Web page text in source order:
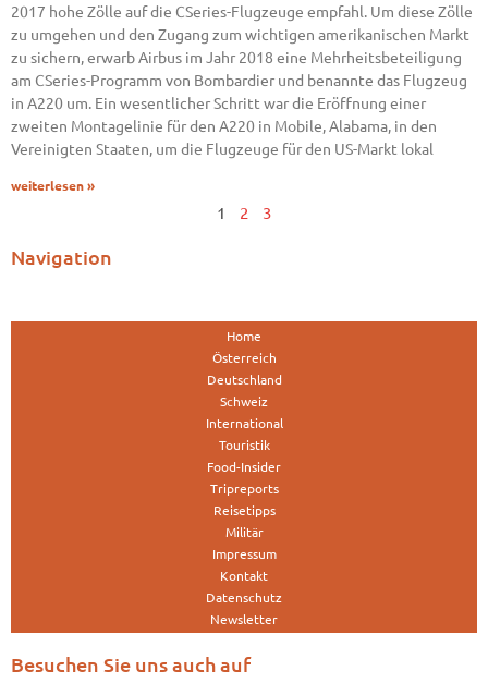
2017 hohe Zölle auf die CSeries-Flugzeuge empfahl. Um diese Zölle
zu umgehen und den Zugang zum wichtigen amerikanischen Markt
zu sichern, erwarb Airbus im Jahr 2018 eine Mehrheitsbeteiligung
am CSeries-Programm von Bombardier und benannte das Flugzeug
in A220 um. Ein wesentlicher Schritt war die Eröffnung einer
zweiten Montagelinie für den A220 in Mobile, Alabama, in den
Vereinigten Staaten, um die Flugzeuge für den US-Markt lokal
weiterlesen »
1 2 3
Navigation
Home
Österreich
Deutschland
Schweiz
International
Touristik
Food-Insider
Tripreports
Reisetipps
Militär
Impressum
Kontakt
Datenschutz
Newsletter
Besuchen Sie uns auch auf